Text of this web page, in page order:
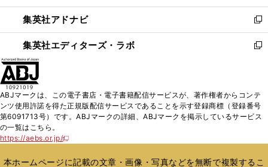
開
く
ウ
で
開
く
ン
ド
ウ
で
ウ
ィ
ン
ド
く
集英社アドナビ
新
し
い
ド
ウ
で
集英社エディターズ・ラボ
新
ィ
ン
ド
開
ABJマークは、この電子書店・電子書籍配信サービスが、著作権者からコンテ
ンツ使用許諾を得た正規版配信サービスであることを示す登録商標（登録番号
第6091713号）です。ABJマークの詳細、ABJマークを掲示しているサービス
の一覧はこちら。
https://aebs.or.jp/
新
い
本ホームページに記載の文章・画像・写真などを無断で複製するこ